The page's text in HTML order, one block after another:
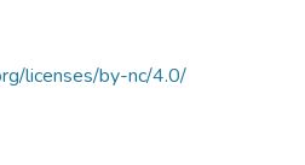
licenses/by-nc/4.0/